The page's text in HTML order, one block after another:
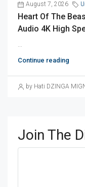
August 7, 2026
Heart Of The
Audio 4K High
...
Continue reading
by Hati DZINGA
Join The